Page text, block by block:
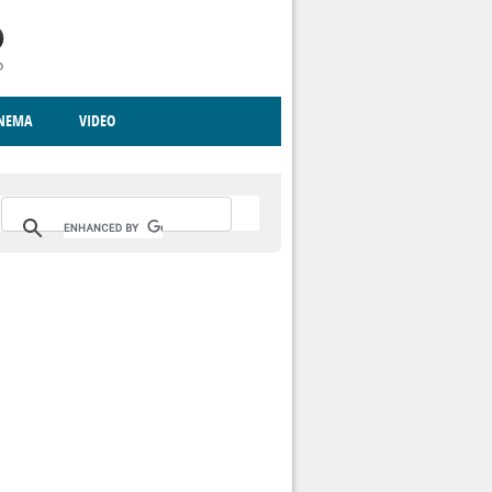
VIDEO